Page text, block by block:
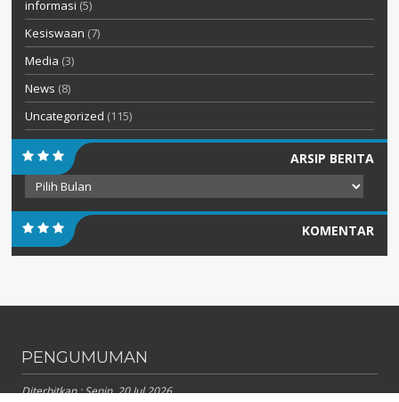
informasi (5)
Kesiswaan (7)
Media (3)
News (8)
Uncategorized (115)
ARSIP BERITA
Arsip
Berita
KOMENTAR
PENGUMUMAN
Diterbitkan :Senin, 20 Jul 2026